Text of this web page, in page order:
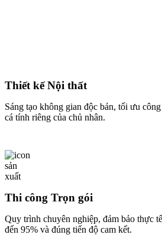
Thiết kế Nội thất
Sáng tạo không gian độc bản, tối ưu
cá tính riêng của chủ nhân.
Thi công Trọn gói
Quy trình chuyên nghiệp, đảm bảo thực
đến 95% và đúng tiến độ cam kết.